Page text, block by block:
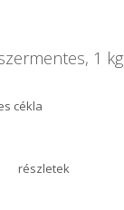
1 kg
cékla